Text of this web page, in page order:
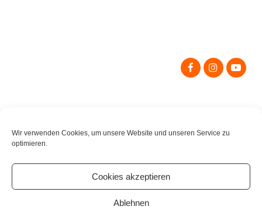
Wir verwenden Cookies, um unsere Website und unseren Service zu
optimieren.
Cookies akzeptieren
Ablehnen